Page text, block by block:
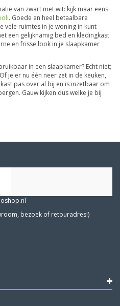
van zwart met wit: kijk maar eens
. Goede en heel betaalbare
vele ruimtes in je woning in kunt
een gelijknamig bed en kledingkast
en frisse look in je slaapkamer
in een slaapkamer? Echt niet;
je er nu één neer zet in de keuken,
pas over al bij en is inzetbaar om
Gauw kijken dus welke je bij
bezoek of retouradres!)